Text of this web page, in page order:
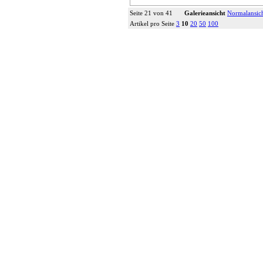
Seite 21 von 41 Galerieansicht
Artikel pro Seite 3 10 20 50 100